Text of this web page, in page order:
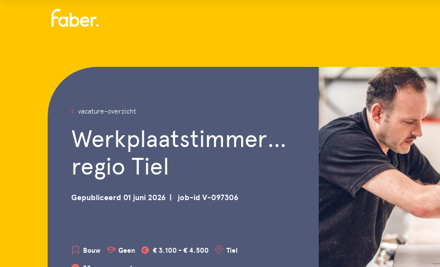
vacature-overzicht
Werkplaatstimmerman
regio Tiel
Gepubliceerd 01 juni 2026 job-id V-097306
Bouw Geen € 3.100 - € 4.500 Tiel